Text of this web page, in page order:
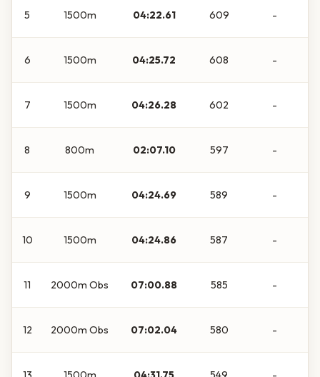
5 1500m 04:22.61 609 -
6 1500m 04:25.72 608 -
7 1500m 04:26.28 602 -
8 800m 02:07.10 597 -
9 1500m 04:24.69 589 -
10 1500m 04:24.86 587 -
11 2000m Obs 07:00.88 585 -
12 2000m Obs 07:02.04 580 -